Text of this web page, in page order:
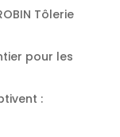
Tôlerie
pour les
: